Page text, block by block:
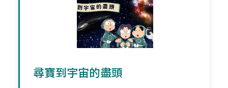
尋寶到宇宙的盡頭